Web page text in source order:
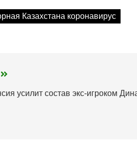
Казахстана коронавирус
усилит состав экс-игроком